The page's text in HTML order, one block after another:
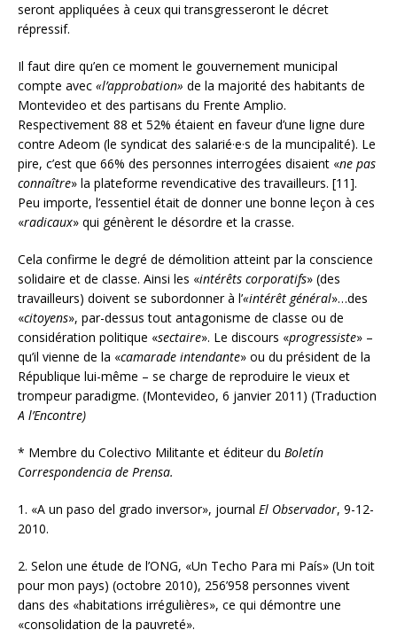
seront appliquées à ceux qui transgresseront le décret
répressif.
Il faut dire qu’en ce moment le gouvernement municipal
compte avec «l’approbation» de la majorité des habitants de
Montevideo et des partisans du Frente Amplio.
Respectivement 88 et 52% étaient en faveur d’une ligne dure
contre Adeom (le syndicat des salarié·e·s de la muncipalité). Le
pire, c’est que 66% des personnes interrogées disaient «ne pas
connaître» la plateforme revendicative des travailleurs. [11].
Peu importe, l’essentiel était de donner une bonne leçon à ces
«radicaux» qui génèrent le désordre et la crasse.
Cela confirme le degré de démolition atteint par la conscience
solidaire et de classe. Ainsi les «intérêts corporatifs» (des
travailleurs) doivent se subordonner à l’«intérêt général»…des
«citoyens», par-dessus tout antagonisme de classe ou de
considération politique «sectaire». Le discours «progressiste» –
qu’il vienne de la «camarade intendante» ou du président de la
République lui-même – se charge de reproduire le vieux et
trompeur paradigme. (Montevideo, 6 janvier 2011) (Traduction
A l’Encontre)
* Membre du Colectivo Militante et éditeur du Boletín
Correspondencia de Prensa.
1. «A un paso del grado inversor», journal El Observador, 9-12-
2010.
2. Selon une étude de l’ONG, «Un Techo Para mi País» (Un toit
pour mon pays) (octobre 2010), 256’958 personnes vivent
dans des «habitations irrégulières», ce qui démontre une
«consolidation de la pauvreté».